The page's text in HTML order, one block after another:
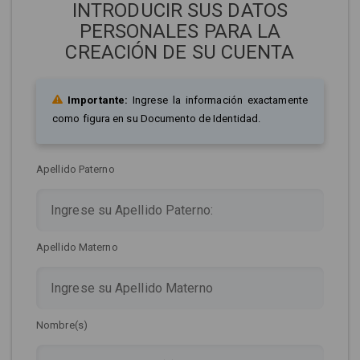
INTRODUCIR SUS DATOS
PERSONALES PARA LA
CREACIÓN DE SU CUENTA
Importante: Ingrese la información exactamente
como figura en su Documento de Identidad.
Apellido Paterno
Apellido Materno
Nombre(s)